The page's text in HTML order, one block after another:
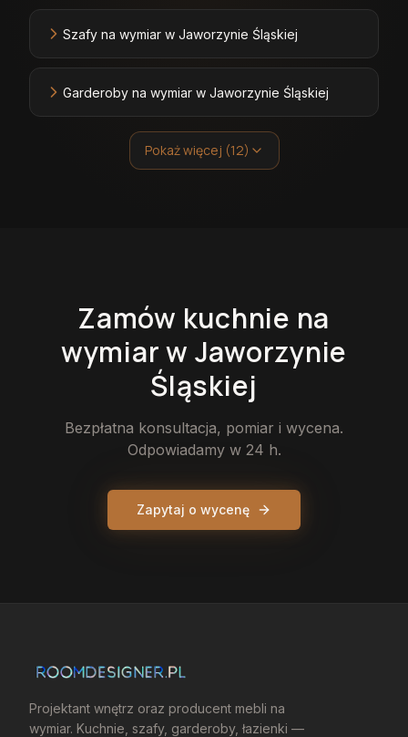
Szafy na wymiar w Jaworzynie Śląskiej
Garderoby na wymiar w Jaworzynie Śląskiej
Pokaż więcej (12)
Zamów kuchnie na
wymiarw Jaworzynie
Śląskiej
Bezpłatna konsultacja, pomiar i wycena.
Odpowiadamy w 24 h.
Zapytaj o wycenę
Projektant wnętrz oraz producent mebli na
wymiar. Kuchnie, szafy, garderoby, łazienki —